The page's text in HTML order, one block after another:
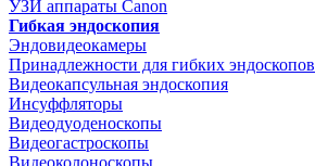
УЗИ аппараты Canon
Гибкая эндоскопия
Эндовидеокамеры
Принадлежности для гибких эндоскопов
Видеокапсульная эндоскопия
Инсуффляторы
Видеодуоденоскопы
Видеогастроскопы
Видеоколоноскопы